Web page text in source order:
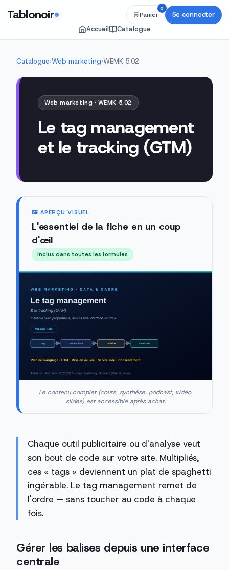
Tablonoir
Accueil Catalogue
🛒Panier
0
Se connecter
Catalogue›Web marketing›WEMK 5.02
Web marketing · WEMK 5.02
Le tag management
et le tracking (GTM)
🖼️ APERÇU VISUEL
L'essentiel de la fiche en un coup
d'œil
Inclus dans toutes les formules
Le contenu complet (cours, synthèse, podcast, vidéo,
slides) est accessible après achat.
Chaque outil publicitaire ou d'analyse veut
son bout de code sur votre site. Multipliés,
ces « tags » deviennent un plat de spaghetti
ingérable. Le tag management remet de
l'ordre — sans toucher au code à chaque
fois.
Gérer les balises depuis une interface
centrale